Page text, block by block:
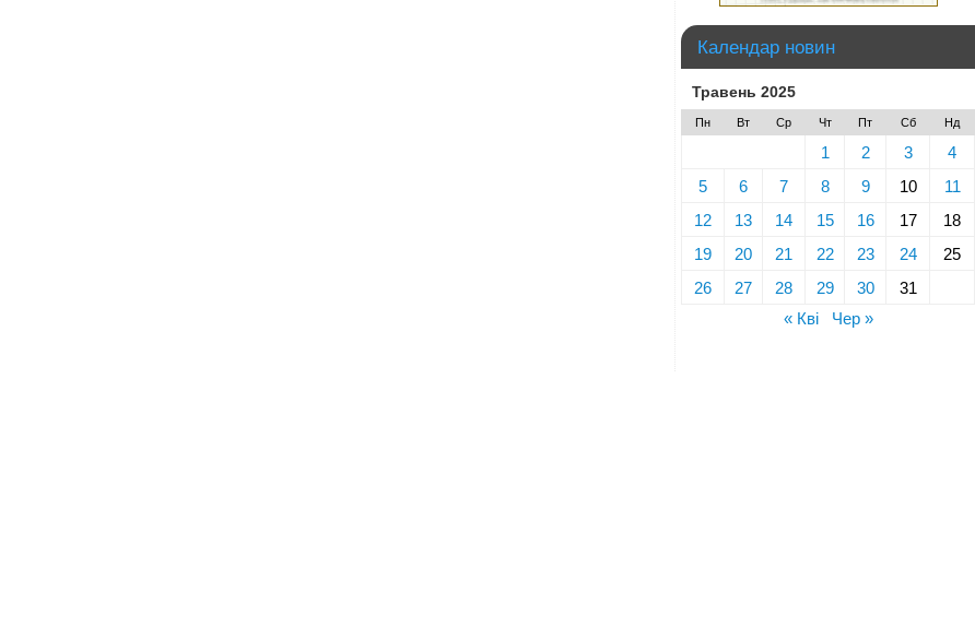
Календар новин
Травень 2025
Пн Вт Ср Чт Пт Сб Нд
1 2 3
4
5
6 7 8 9 10
11
12
13 14 15 16 17
18
19
20 21 22 23 24
25
26
27 28 29 30
31
« Кві
Чер »